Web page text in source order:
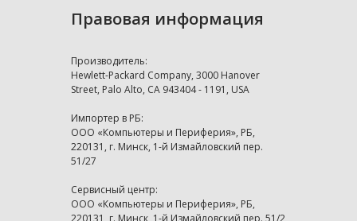
Правовая информация
Производитель:
Hewlett-Packard Company, 3000 Hanover
Street, Palo Alto, CA 943404 - 1191, USA
Импортер в РБ:
ООО «Компьютеры и Периферия», РБ,
220131, г. Минск, 1-й Измайловский пер.
51/27
Сервисный центр:
ООО «Компьютеры и Периферия», РБ,
220131, г. Минск, 1-й Измайловский пер. 51/2